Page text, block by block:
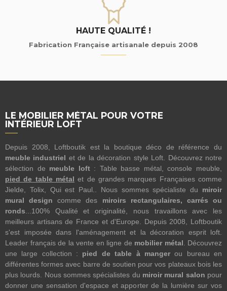
HAUTE QUALITÉ !
Fabrication Française artisanale depuis 2008
LE MOBILIER MÉTAL POUR VOTRE
INTÉRIEUR LOFT
Depuis 2008, Loftboutik est la boutique déco de référence du
meuble industriel et de la décoration style Loft. Découvrez notre
sélection de meuble loft: Table basse métal, console meuble,
pied de table métal et de grandes marques Françaises comme
Jielde, Tolix, Qui est Paul.. Nous sommes spécialiste du miroir
mural design comme des miroirs rectangulaires, carrés ou
ronds ...100% Qualité et originalité, nous travaillons avec les
meilleurs artisans de France et d'Europe. Depuis 2008, Loftboutik
s'est imposée dans l'aménagement et la décoration esprit loft.
Leader français de la vente en ligne de mobilier métal . Découvrez
une large collection : pied de table à mangerou bureau en
différentes formes avec barre de soutien pour vos plateaux bois les
plus lourds. Nous sommes spécialistes du miroir mural salon pour
donner une sensation d'espace et apporter de la lumière sur vos